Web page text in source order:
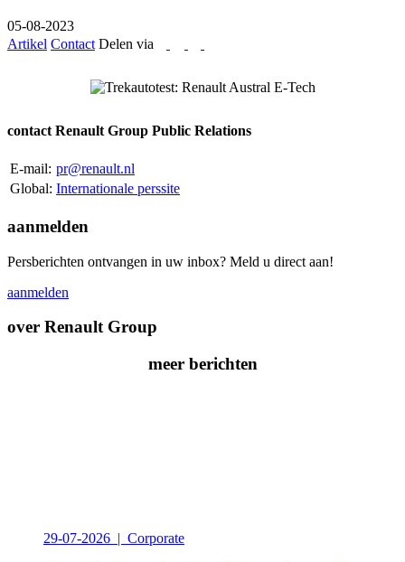
05-08-2023
Artikel Contact Delen via
contact Renault Group Public Relations
E-mail: pr@renault.nl
Global: Internationale perssite
aanmelden
Persberichten ontvangen in uw inbox? Meld u direct aan!
aanmelden
over Renault Group
meer berichten
29-07-2026 | Corporate